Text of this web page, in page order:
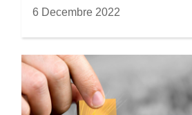
6 Decembre 2022